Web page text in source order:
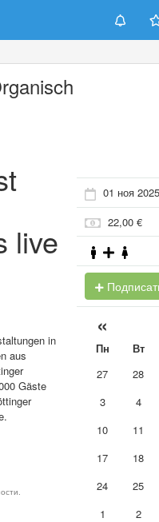
live
in
aus
Gäste
01 ноя
22,00 €
«
Пн Вт
27
28
3
4
10
11
17
18
24
25
1
2